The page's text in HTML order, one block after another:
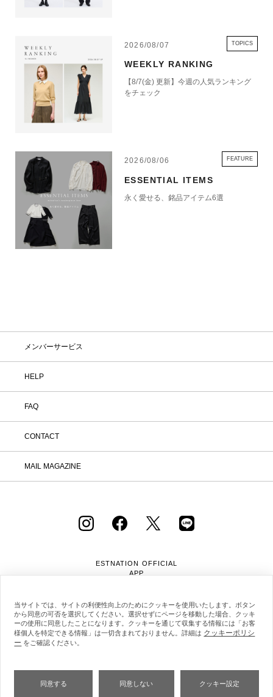
2026/08/07 TOPICS
WEEKLY RANKING
【8/7(金) 更新】今週の人気ランキング
をチェック
2026/08/06 FEATURE
ESSENTIAL ITEMS
永く愛せる、銘品アイテム6選
メンバーサービス
HELP
FAQ
CONTACT
MAIL MAGAZINE
ESTNATION OFFICIAL
APP
会社概要
当サイトでは、サイトの利便性向上のためにクッキーを使用いたします。ボタン
から同意の可否を選択してください。選択せずにページを移動した場合、クッキ
ーの使用に同意したことになります。クッキーを通じて収集する情報には「お客
様個人を特定できる情報」は一切含まれておりません。詳細は クッキーポリシ
ー をご確認ください。
同意する 同意しない クッキー設定